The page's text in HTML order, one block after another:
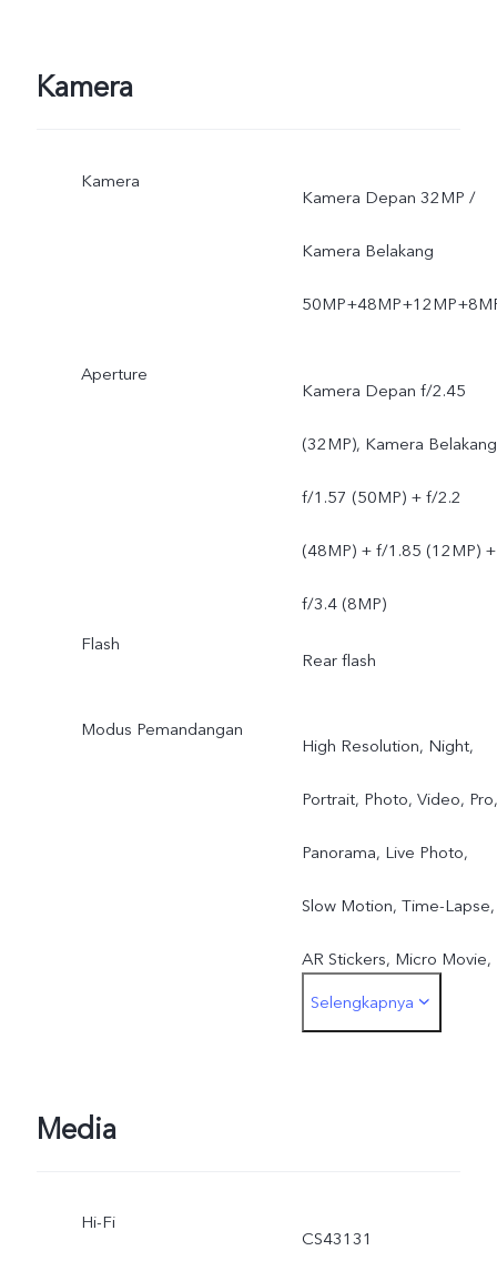
Kamera
Kamera
Kamera Depan 32MP /
Kamera Belakang
Aperture
Kamera Depan f/2.45
(32MP), Kamera Belakang
f/1.57 (50MP) + f/2.2
(48MP) + f/1.85 (12MP) +
f/3.4 (8MP)
Flash
Rear flash
Modus Pemandangan
High Resolution, Night,
Portrait, Photo, Video, Pro,
Panorama, Live Photo,
Slow Motion, Time-Lapse,
AR Stickers, Micro Movie,
Supermoon, Ultra HD
Selengkapnya
Media
Hi-Fi
CS43131